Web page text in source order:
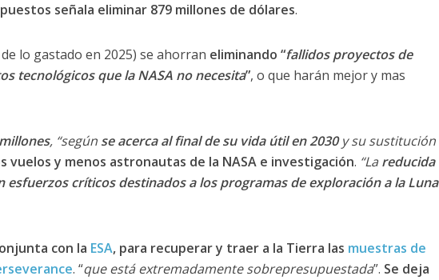
señala eliminar 879 millones de dólares.
lo gastado en 2025) se ahorran eliminando “fallidos proyectos de
tecnológicos que la NASA no necesita”, o que harán mejor y mas
, “según se acerca al final de su vida útil en 2030y su sustitución
vuelos y menos astronautas de la NASA e investigación. “Lareducida
esfuerzos críticos destinados a los programas de exploración a la Luna
con la ESA, para recuperar y traer a la Tierra las muestras de
. “que está extremadamente sobrepresupuestada”. Se deja